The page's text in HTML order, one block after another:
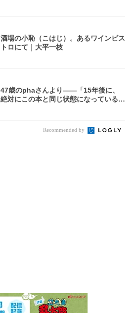
酒場の小恥（こはじ）。あるワインビス
トロにて｜大平一枝
47歳のphaさんより――「15年後に、
絶対にこの本と同じ状態になっている自
Recommended by